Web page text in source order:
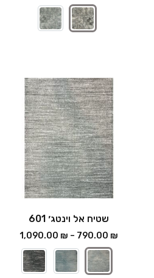
שטיח אל וינטג׳ 601
790.00 ₪
–
1,090.00 ₪